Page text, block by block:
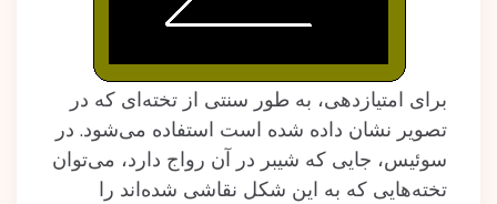
برای امتیازدهی، به طور سنتی از تخته‌ای که در
تصویر نشان داده‌ شده‌ است استفاده‌ می‌شود. در
سوئیس، جایی که شیبر در آن رواج دارد، می‌توان
تخته‌هایی که به این شکل نقاشی شده‌اند را